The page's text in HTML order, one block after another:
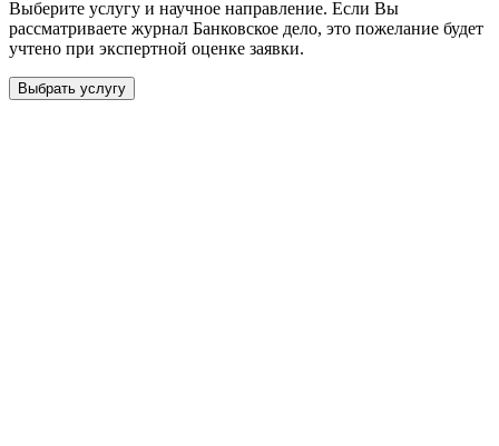
Выберите услугу и научное направление. Если Вы
рассматриваете журнал Банковское дело, это пожелание будет
учтено при экспертной оценке заявки.
Выбрать услугу